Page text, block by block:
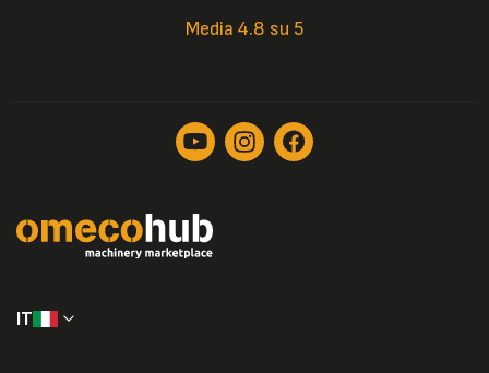
Media 4.8 su 5
IT